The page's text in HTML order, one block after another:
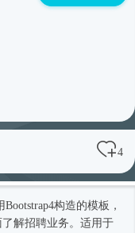
4
Bootstrap4构造的模板，
解招聘业务。适用于